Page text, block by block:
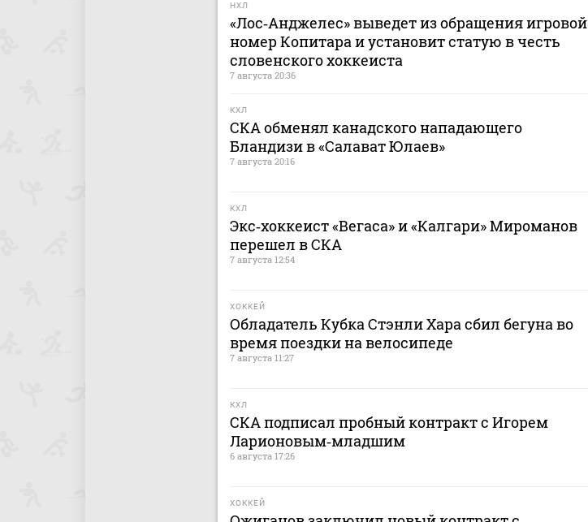
НХЛ
«Лос‑Анджелес» выведет из обращения игровой
номер Копитара и установит статую в честь
словенского хоккеиста
7 августа 20:36
КХЛ
СКА обменял канадского нападающего
Бландизи в «Салават Юлаев»
7 августа 20:16
КХЛ
Экс‑хоккеист «Вегаса» и «Калгари» Мироманов
перешел в СКА
7 августа 12:54
ХОККЕЙ
Обладатель Кубка Стэнли Хара сбил бегуна во
время поездки на велосипеде
7 августа 11:27
КХЛ
СКА подписал пробный контракт с Игорем
Ларионовым‑младшим
6 августа 17:26
ХОККЕЙ